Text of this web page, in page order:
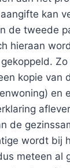
kan
de tweede
hieraan
kopie van
en
de
wordt bij
meteen al